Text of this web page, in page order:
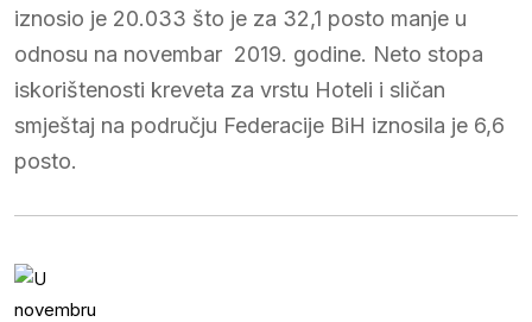
iznosio je 20.033 što je za 32,1 posto manje u
odnosu na novembar 2019. godine. Neto stopa
iskorištenosti kreveta za vrstu Hoteli i sličan
smještaj na području Federacije BiH iznosila je 6,6
posto.